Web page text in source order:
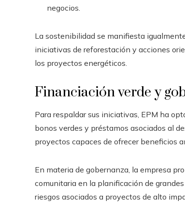
negocios.
La sostenibilidad se manifiesta
iniciativas de reforestación y acciones
los proyectos energéticos.
Financiación verde y
Para respaldar sus iniciativas, EPM ha
bonos verdes y préstamos asociados al
proyectos capaces de ofrecer beneficios
En materia de gobernanza, la empresa
comunitaria en la planificación de
riesgos asociados a proyectos de alto